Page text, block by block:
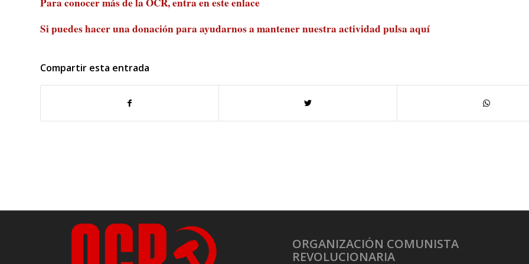
Si puedes hacer una donación para ayudarnos a mantener nuestra actividad pulsa aquí
Compartir esta entrada
ORGANIZACIÓN COMUNISTA
REVOLUCIONARIA